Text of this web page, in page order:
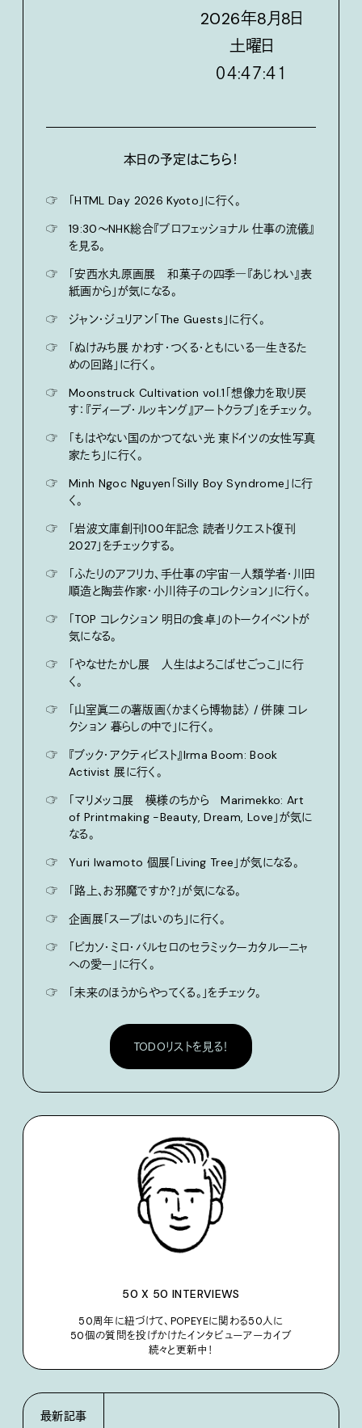
2026年8月8日
土曜日
０４:４７:４３
本日の予定はこちら！
☞
「HTML Day 2026 Kyoto」に行く。
☞
19:30〜NHK総合『プロフェッショナル 仕事の流儀』
を見る。
☞
「安西水丸原画展 和菓子の四季―『あじわい』表
紙画から」が気になる。
☞
ジャン・ジュリアン「The Guests」に行く。
☞
「ぬけみち展 かわす・つくる・ともにいる―生きるた
めの回路」に行く。
☞
Moonstruck Cultivation vol.1「想像力を取り戻
す：『ディープ・ルッキング』アートクラブ」をチェック。
☞
「もはやない国のかつてない光 東ドイツの女性写真
家たち」に行く。
☞
Minh Ngoc Nguyen「Silly Boy Syndrome」に行
く。
☞
「岩波文庫創刊100年記念 読者リクエスト復刊
2027」をチェックする。
☞
「ふたりのアフリカ、手仕事の宇宙―人類学者・川田
順造と陶芸作家・小川待子のコレクション」に行く。
☞
「TOP コレクション 明日の食卓」のトークイベントが
気になる。
☞
「やなせたかし展 人生はよろこばせごっこ」に行
く。
☞
「山室眞二の薯版画〈かまくら博物誌〉 / 併陳 コレ
クション 暮らしの中で」に行く。
☞
『ブック・アクティビスト』Irma Boom: Book
Activist 展に行く。
☞
「マリメッコ展 模様のちから Marimekko: Art
of Printmaking -Beauty, Dream, Love」が気に
なる。
☞
Yuri Iwamoto 個展「Living Tree」が気になる。
☞
「路上、お邪魔ですか？」が気になる。
☞
企画展「スープはいのち」に行く。
☞
「ピカソ・ミロ・バルセロのセラミックーカタルーニャ
への愛ー」に行く。
☞
「未来のほうからやってくる。」をチェック。
TODOリストを見る！
50 X 50 INTERVIEWS
50周年に紐づけて、POPEYEに関わる50人に
50個の質問を投げかけたインタビューアーカイブ
続々と更新中！
最新記事